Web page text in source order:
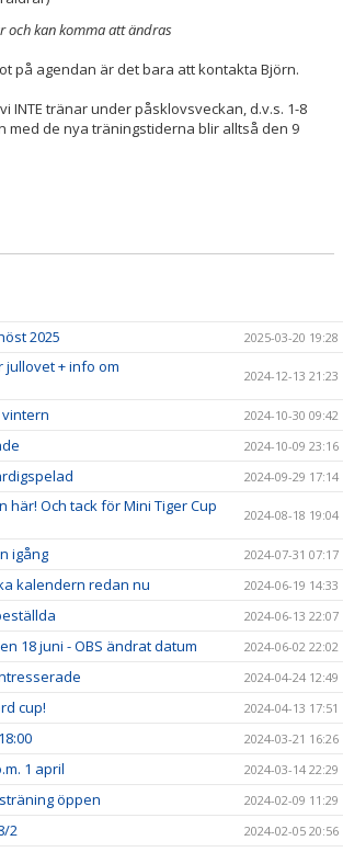
och kan komma att ändras
på agendan är det bara att kontakta Björn.
INTE tränar under påsklovsveckan, d.v.s. 1-8
med de nya träningstiderna blir alltså den 9
2025 2025-03-20 19:28
+ info om
2024-12-13 21:23
2024-10-30 09:42
2024-10-09 23:16
2024-09-29 17:14
här! Och tack för Mini Tiger Cup
2024-08-18 19:04
igång 2024-07-31 07:17
kalendern redan nu 2024-06-19 14:33
2024-06-13 22:07
18 juni - OBS ändrat datum 2024-06-02 22:02
2024-04-24 12:49
cup! 2024-04-13 17:51
2024-03-21 16:26
1 april 2024-03-14 22:29
öppen 2024-02-09 11:29
2 2024-02-05 20:56